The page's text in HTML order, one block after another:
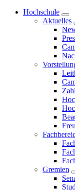
Hochschule
Aktuelles
Gremien